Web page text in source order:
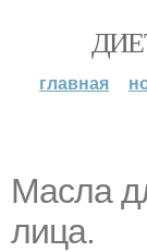
главная
Масла
лица.